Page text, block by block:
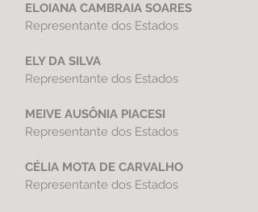
ELOIANA CAMBRAIA SOARES
Representante dos Estados
ELY DA SILVA
Representante dos Estados
MEIVE AUSÔNIA PIACESI
Representante dos Estados
CÉLIA MOTA DE CARVALHO
Representante dos Estados